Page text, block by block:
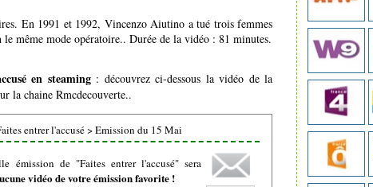
En 1991 et 1992, Vincenzo Aiutino a tué trois femmes
même mode opératoire.. Durée de la vidéo : 81 minutes.
en steaming: découvrez ci-dessous la vidéo de la
la chaine Rmcdecouverte..
entrer l'accusé>Emission du 15 Mai
émission de "Faites entrer l'accusé" sera
vidéo de votre émission favorite !